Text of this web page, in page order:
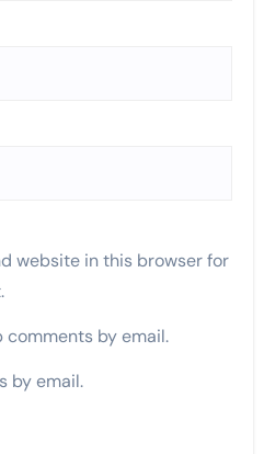
website in this browser for
by email.
by email.